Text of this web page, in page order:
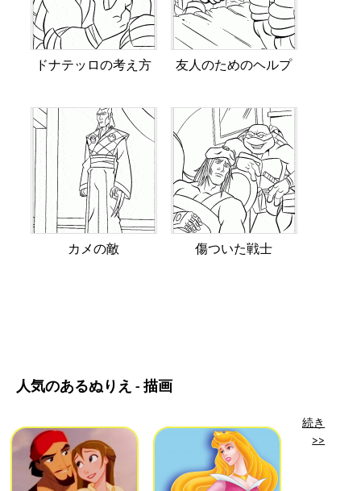
ドナテッロの考え方 友人のためのヘルプ
カメの敵 傷ついた戦士
人気のあるぬりえ - 描画
続き
>>